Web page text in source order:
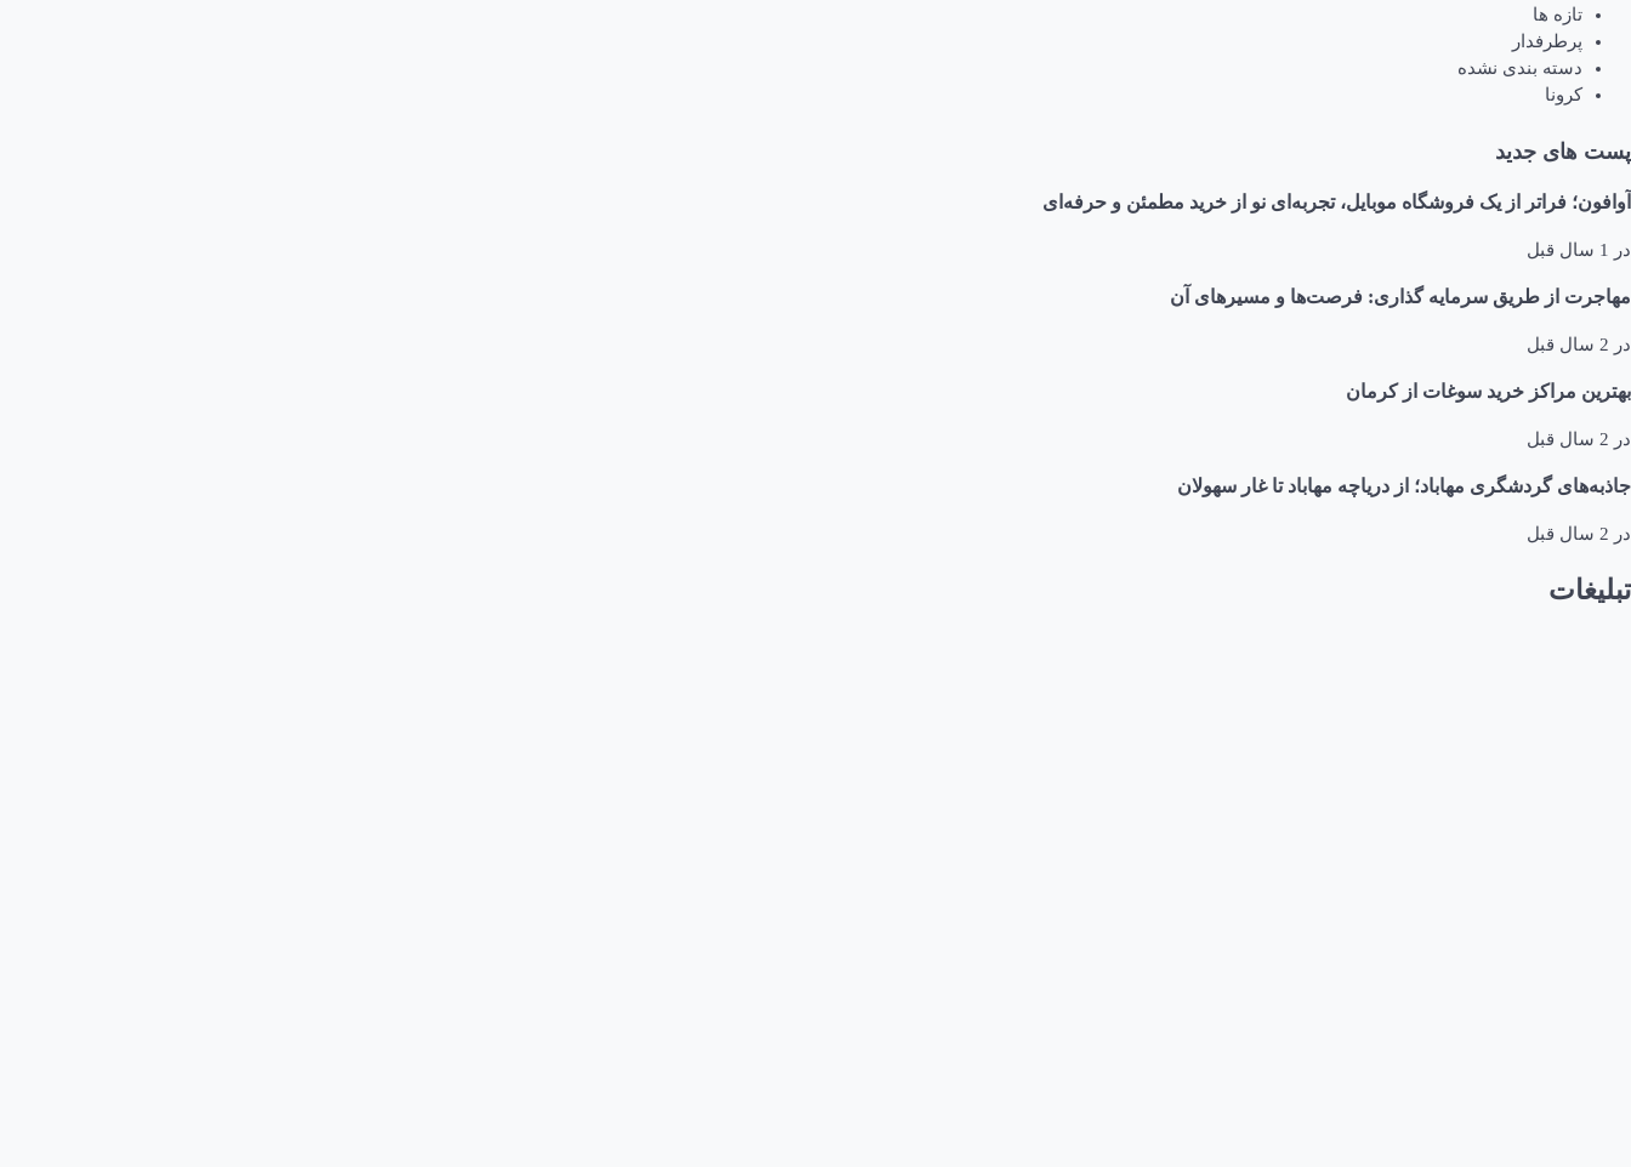
تازه ها
پرطرفدار
دسته بندی نشده
کرونا
پست های جدید
آوافون؛ فراتر از یک فروشگاه موبایل، تجربه‌ای نو از خرید مطمئن و حرفه‌ای
در 1 سال قبل
مهاجرت از طریق سرمایه گذاری: فرصت‌ها و مسیرهای آن
در 2 سال قبل
بهترین مراکز خرید سوغات از کرمان
در 2 سال قبل
جاذبه‌های گردشگری مهاباد؛ از دریاچه مهاباد تا غار سهولان
در 2 سال قبل
تبلیغات